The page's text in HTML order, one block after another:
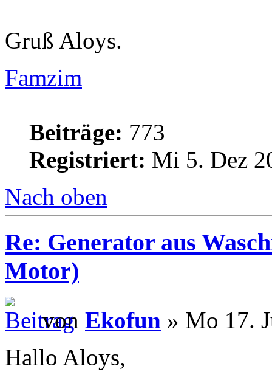
Gruß Aloys.
Famzim
Beiträge: 773
Registriert: Mi 5. Dez
Nach oben
Re: Generator aus
Motor)
von Ekofun » Mo 17.
Hallo Aloys,